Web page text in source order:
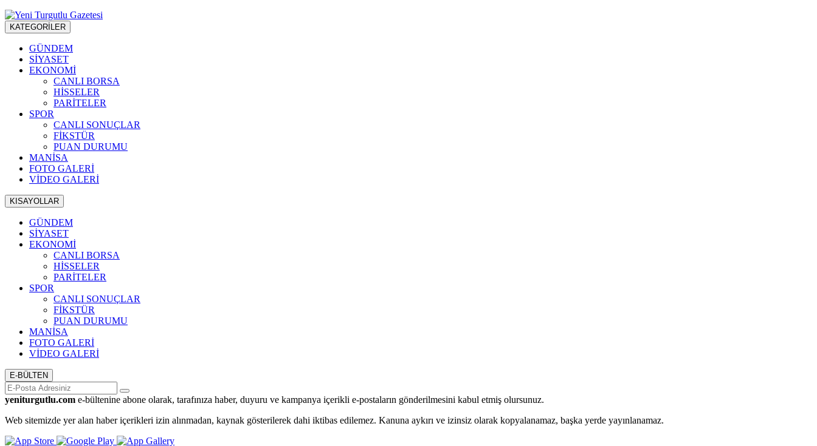
KATEGORİLER
GÜNDEM
SİYASET
EKONOMİ
CANLI BORSA
HİSSELER
PARİTELER
SPOR
CANLI SONUÇLAR
FİKSTÜR
PUAN DURUMU
MANİSA
FOTO GALERİ
VİDEO GALERİ
KISAYOLLAR
GÜNDEM
SİYASET
EKONOMİ
CANLI BORSA
HİSSELER
PARİTELER
SPOR
CANLI SONUÇLAR
FİKSTÜR
PUAN DURUMU
MANİSA
FOTO GALERİ
VİDEO GALERİ
E-BÜLTEN
yeniturgutlu.com e-bültenine abone olarak, tarafınıza haber, duyuru ve kampanya içerikli e-postaların gönderilmesini kabul etmiş olursunuz.
Web sitemizde yer alan haber içerikleri izin alınmadan, kaynak gösterilerek dahi iktibas edilemez. Kanuna aykırı ve izinsiz olarak kopyalanamaz, başka yerde yayınlanamaz.